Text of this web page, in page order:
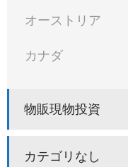
オーストリア
カナダ
物販現物投資
カテゴリなし